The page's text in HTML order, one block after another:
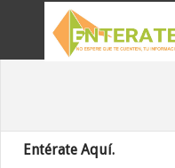
Entérate Aquí.